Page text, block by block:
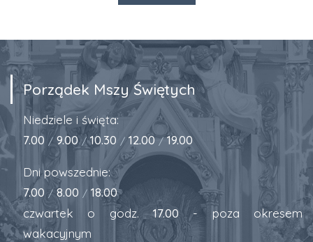
Porządek Mszy Świętych
Niedziele i święta:
7.00 / 9.00 / 10.30 / 12.00 / 19.00
Dni powszednie:
7.00 / 8.00 / 18.00
czwartek o godz.17.00 - poza okresem
wakacyjnym